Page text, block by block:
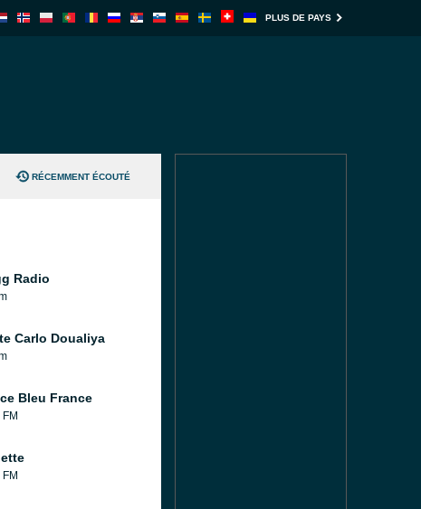
PLUS DE PAYS
RÉCEMMENT ÉCOUTÉ
Radio
Carlo Doualiya
Bleu France